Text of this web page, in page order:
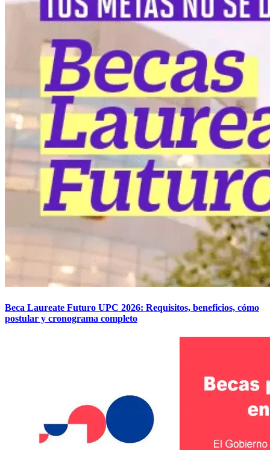
Beca Laureate Futuro UPC 2026: Requisitos, beneficios, cómo
postular y cronograma completo